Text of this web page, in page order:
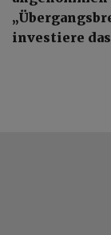
investiere